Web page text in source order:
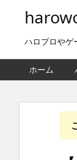
ハロプロやゲ
ホーム